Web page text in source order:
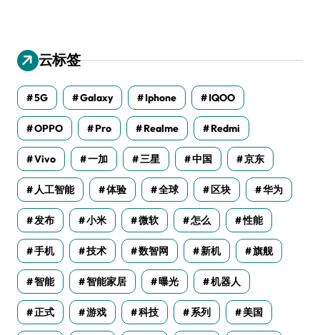
云标签
5G Galaxy Iphone IQOO
OPPO Pro Realme Redmi
Vivo 一加 三星 中国 京东
人工智能 体验 全球 区块 华为
发布 小米 微软 怎么 性能
手机 技术 数智网 新机 旗舰
智能 智能家居 曝光 机器人
正式 游戏 科技 系列 美国